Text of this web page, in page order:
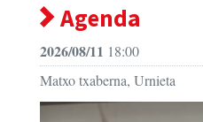
Agenda
2026/08/11 18:00
Matxo txaberna, Urnieta